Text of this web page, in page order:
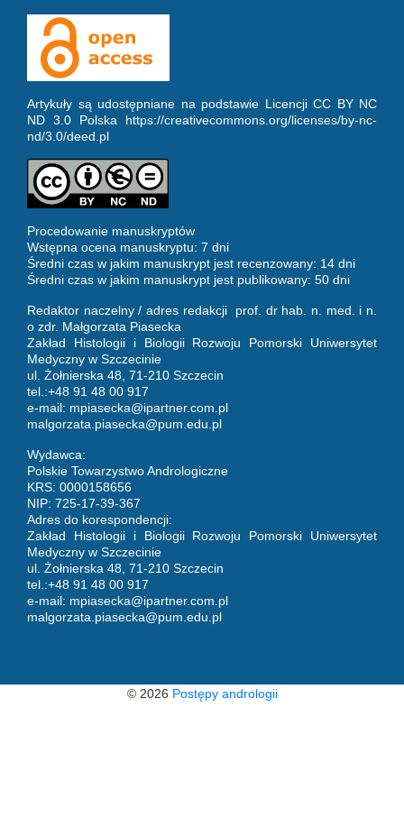
Artykuły są udostępniane na podstawie Licencji CC BY NC
ND 3.0 Polska https://creativecommons.org/licenses/by-nc-
nd/3.0/deed.pl
Procedowanie manuskryptów
Wstępna ocena manuskryptu: 7 dni
Średni czas w jakim manuskrypt jest recenzowany: 14 dni
Średni czas w jakim manuskrypt jest publikowany: 50 dni
Redaktor naczelny / adres redakcji prof. dr hab. n. med. i n.
o zdr. Małgorzata Piasecka
Zakład Histologii i Biologii Rozwoju Pomorski Uniwersytet
Medyczny w Szczecinie
ul. Żołnierska 48, 71-210 Szczecin
tel.:+48 91 48 00 917
e-mail: mpiasecka@ipartner.com.pl
malgorzata.piasecka@pum.edu.pl
Wydawca:
Polskie Towarzystwo Andrologiczne
KRS: 0000158656
NIP: 725-17-39-367
Adres do korespondencji:
Zakład Histologii i Biologii Rozwoju Pomorski Uniwersytet
Medyczny w Szczecinie
ul. Żołnierska 48, 71-210 Szczecin
tel.:+48 91 48 00 917
e-mail: mpiasecka@ipartner.com.pl
malgorzata.piasecka@pum.edu.pl
© 2026 Postępy andrologii